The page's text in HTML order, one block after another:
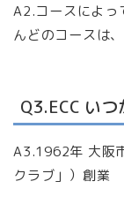
A2.コースによっ
んどのコースは
Q3.ECC いつ
A3.1962年 大阪
クラブ」）創業